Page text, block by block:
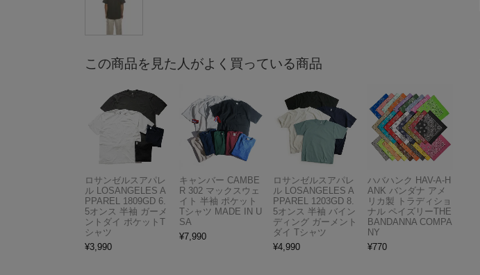
この商品を見た人がよく買っている商品
ロサンゼルスアパレ
ル LOSANGELES A
PPAREL 1809GD 6.
5オンス 半袖 ガーメ
ントダイ ポケットT
シャツ
¥3,990
キャンバー CAMBE
R 302 マックスウェ
イト 半袖 ポケット
Tシャツ MADE IN U
SA
¥7,990
ロサンゼルスアパレ
ル LOSANGELES A
PPAREL 1203GD 8.
5オンス 半袖 バイン
ディング ガーメント
ダイ Tシャツ
¥4,990
ハバハンク HAV-A-H
ANK バンダナ アメ
リカ製 トラディショ
ナル ペイズリーTHE
BANDANNA COMPA
NY
¥770